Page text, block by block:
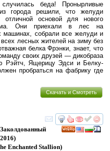
беда! Пронырливые
города решили, что желуди
отличной основой для нового
Они приехали в лес на
машинах, собрали все желуди и
всех лесных жителей на зиму без
белка Фрэнки, знает, что
своих друзей — дикобраза
Рэйтч, Ящерицу Эдси и Белку-
пробраться на фабрику где
Скачать и Смотреть
смотреть
Enchanted Stallion)